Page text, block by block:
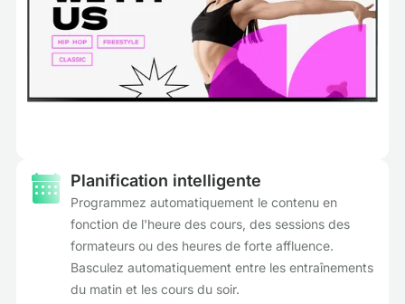
Planification intelligente
Programmez automatiquement le contenu en
fonction de l'heure des cours, des sessions des
formateurs ou des heures de forte affluence.
Basculez automatiquement entre les entraînements
du matin et les cours du soir.